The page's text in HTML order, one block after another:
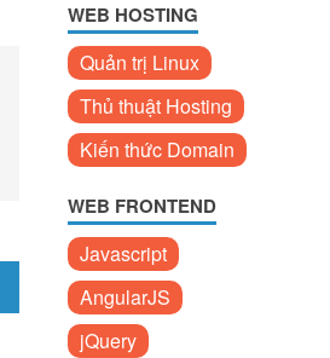
WEB HOSTING
Quản trị Linux
Thủ thuật Hosting
Kiến thức Domain
WEB FRONTEND
Javascript
AngularJS
jQuery